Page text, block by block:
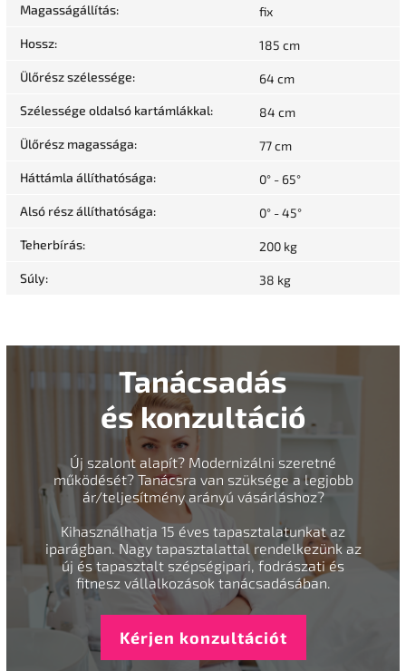
Magasságállítás: fix
Hossz: 185 cm
Ülőrész szélessége: 64 cm
Szélessége oldalsó kartámlákkal: 84 cm
Ülőrész magassága: 77 cm
Háttámla állíthatósága: 0° - 65°
Alsó rész állíthatósága: 0° - 45°
Teherbírás: 200 kg
Súly: 38 kg
Tanácsadás
és konzultáció
Új szalont alapít? Modernizálni szeretné
működését? Tanácsra van szüksége a legjobb
ár/teljesítmény arányú vásárláshoz?
Kihasználhatja 15 éves tapasztalatunkat az
iparágban. Nagy tapasztalattal rendelkezünk az
új és tapasztalt szépségipari, fodrászati és
fitnesz vállalkozások tanácsadásában.
Kérjen konzultációt